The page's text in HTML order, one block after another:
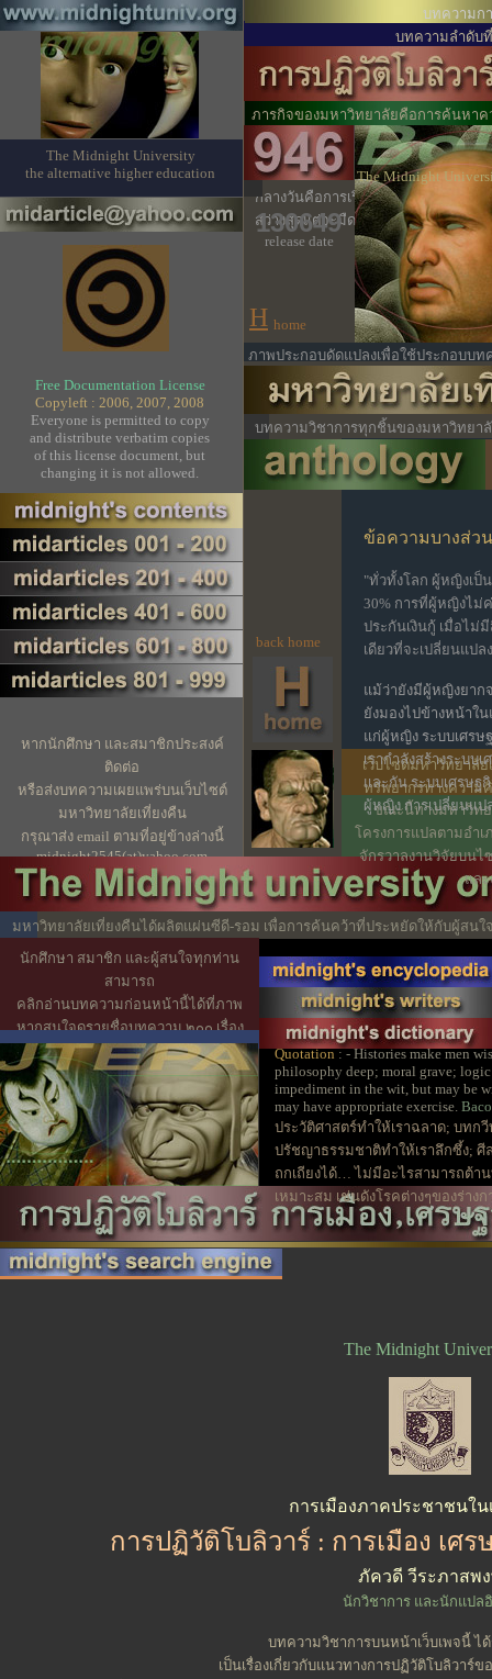
Free Documentation License
Copyleft : 2006, 2007, 2008
Everyone is permitted to copy
and distribute verbatim copies
of this license document, but
changing it is not allowed.
หากนักศึกษา และสมาชิกประสงค์
ติดต่อ
หรือส่งบทความเผยแพร่บนเว็บไซต์
มหาวิทยาลัยเที่ยงคืน
กรุณาส่ง email ตามที่อยู่ข้างล่างนี้
midnight2545(at)yahoo.com
midnightuniv(at)yahoo.com
midarticle(at)yahoo.com
กลางวันคือการเริ่มต้นเดินทางไปสู่คว
สว่างสุดแต่จะมืดลง
ภารกิจของมหาวิทยาลัยคือการค้นหาค
อยู่เบื้องหลังความจริง
บทความวิชาการทุกชิ้นของมหาวิทยาลั
การอ้างอิงทางวิชาการ
ภาพประกอบดัดแปลงเพื่อใช้ประกอบบ
ขณะนี้ทางมหาวิทย
โครงการแปลตามอำเ
จักรวาลงานวิจัยบนไ
แล
The Midnight
การเมืองภาคประชาชนใน
การปฏิวัติโบลิวาร์ : การเมือง เศ
ภัควดี วีระภาสพ
นักวิชาการ และนักแปล
บทความวิชาการบนหน้าเว็บเพจนี้ ไ
เป็นเรื่องเกี่ยวกับแนวทางการปฏิวัติโบลิวาร์
130649
release date
เว็บไซต์มหาวิทยาลั
ทรัพยากรทางความ
มหาวิทยาลัยเที่ยงคืนได้ผลิตแผ่นซีดี-รอม เพื่อการค้นคว้าที่ประหยัดให้กับผู้สน
ละเอียดท้ายสุดของบทความนี้
นักศึกษา สมาชิก และผู้สนใจทุกท่าน
สามารถ
คลิกอ่านบทความก่อนหน้านี้ได้ที่ภาพ
หากสนใจดูรายชื่อบทความ ๒๐๐ เรื่อง
ที่ผ่านมากรุณาคลิกที่แถบสีน้ำเงิน
Quotation: - Histories make men
philosophy deep; moral grave;
impediment in the wit, but may be
may have appropriate exercise.
ประวัติศาสตร์ทำให้เราฉลาด; บทก
ปรัชญาธรรมชาติทำให้เราลึกซึ้ง; ศี
ถกเถียงได้… ไม่มีอะไรสามารถต้
เหมาะสม เช่นดังโรคต่างๆของร่าง
The Midnight University
the alternative higher education
บทความก
บทความลำดับ
H home
back home
ข้อความบางส่ว
"ทั่วทั้งโลก ผู้หญิงเป็
30% การที่ผู้หญิงไ
ประกันเงินกู้ เมื่อไ
เดียวที่จะเปลี่ยนแป
แม้ว่ายังมีผู้หญิงยาก
ยังมองไปข้างหน้าใ
แก่ผู้หญิง ระบบเศร
เรากำลังสร้างระบ
และกัน ระบบเศรษฐ
ผู้หญิง การเปลี่ยนแป
The Midnight